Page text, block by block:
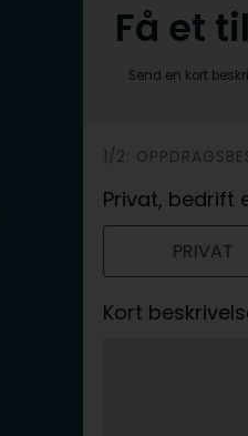
Få et
Send en kort
h
e
r
1/2:
Privat, bedrift
PRIVAT
Kort